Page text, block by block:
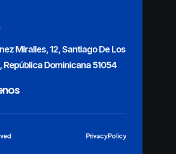
Miralles, 12, Santiago De Los
República Dominicana 51054
Privacy Policy